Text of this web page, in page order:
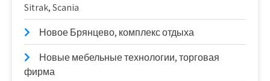
Sitrak, Scania
Новое Брянцево, комплекс отдыха
Новые мебельные технологии, торговая
фирма